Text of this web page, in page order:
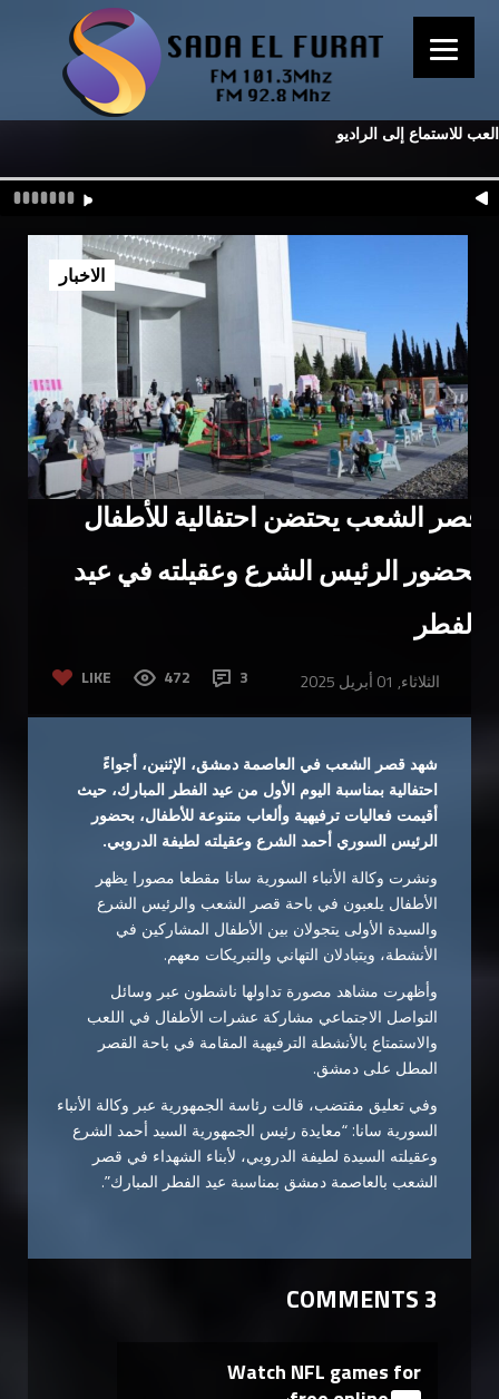
العب للاستماع إلى الراديو
قصر الشعب يحتضن احتفالية للأطفال
بحضور الرئيس الشرع وعقيلته في عيد
الفطر
LIKE 472 3 الثلاثاء, 01 أبريل 2025
الاخبار
شهد قصر الشعب في العاصمة دمشق، الإثنين، أجواءً
احتفالية بمناسبة اليوم الأول من عيد الفطر المبارك، حيث
أقيمت فعاليات ترفيهية وألعاب متنوعة للأطفال، بحضور
الرئيس السوري أحمد الشرع وعقيلته لطيفة الدروبي.
ونشرت وكالة الأنباء السورية سانا مقطعا مصورا يظهر
الأطفال يلعبون في باحة قصر الشعب والرئيس الشرع
والسيدة الأولى يتجولان بين الأطفال المشاركين في
الأنشطة، ويتبادلان التهاني والتبريكات معهم.
وأظهرت مشاهد مصورة تداولها ناشطون عبر وسائل
التواصل الاجتماعي مشاركة عشرات الأطفال في اللعب
والاستمتاع بالأنشطة الترفيهية المقامة في باحة القصر
المطل على دمشق.
وفي تعليق مقتضب، قالت رئاسة الجمهورية عبر وكالة الأنباء
السورية سانا: “معايدة رئيس الجمهورية السيد أحمد الشرع
وعقيلته السيدة لطيفة الدروبي، لأبناء الشهداء في قصر
الشعب بالعاصمة دمشق بمناسبة عيد الفطر المبارك”.
3 COMMENTS
Watch NFL games for